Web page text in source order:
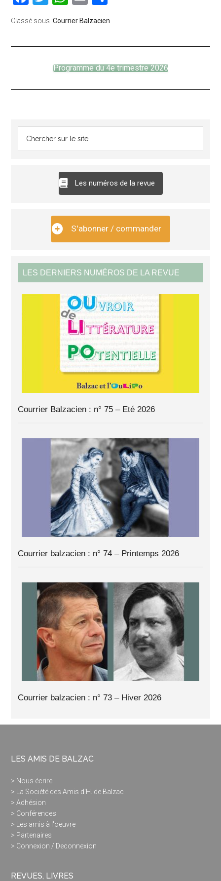
Classé sous :Courrier Balzacien
Programme du 4e trimestre 2026
Les numéros de la revue
S'abonner / commander
LES DERNIERS NUMÉROS DE LA REVUE
Courrier Balzacien : n° 75 – Eté 2026
Courrier balzacien : n° 74 – Printemps 2026
Courrier balzacien : n° 73 – Hiver 2026
LES AMIS DE BALZAC
> Nous écrire
> La Société des Amis d'H. de Balzac
> Adhésion
> Conférences
> Les amis à l'oeuvre
> Partenaires
> Connexion / Deconnexion
REVUES, LIVRES